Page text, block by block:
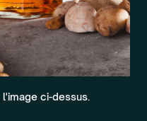
ci-dessus.